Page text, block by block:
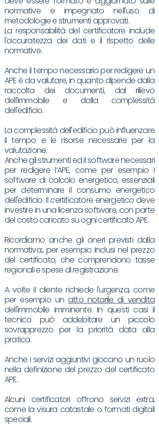
normative e impegnato nell'uso di
metodologie e strumenti approvati.
La responsabilità del certificatore include
l'accuratezza dei dati e il rispetto delle
normative.
Anche il tempo necessario per redigere un
APE è da valutare, in quanto dipende dalla
raccolta dei documenti, dal rilievo
dell'immobile e dalla complessità
dell'edificio.
La complessità dell'edificio può influenzare
il tempo e le risorse necessarie per la
valutazione.
Anche gli strumenti ed il software necessari
per redigere l’APE, come per esempio I
software di calcolo energetico, essenziali
per determinare il consumo energetico
dell'edificio. Il certificatore energetico deve
investire in una licenza software, con parte
del costo caricato su ogni certificato APE.
Ricordiamo anche gli oneri previsti dalla
normativa:, per esempio Inclusi nel prezzo
del certificato, che comprendono tasse
regionali e spese di registrazione.
A volte il cliente richiede l'urgenza, come
per esempio unatto notarile di vendita
dell'immobile imminente. In questi casi il
tecnico può addebitare un piccolo
sovrapprezzo per la priorità data alla
pratica.
Anche i servizi aggiuntivi giocano un ruolo
nella definizione del prezzo del certificato
APE.
Alcuni certificatori offrono servizi extra,
come la visura catastale o formati digitali
speciali.